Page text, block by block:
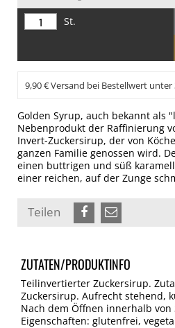
St.
9,90 € Versand bei Bestellwert unter
Golden Syrup, auch bekannt als
Nebenprodukt der Raffinierung
Invert-Zuckersirup, der von
ganzen Familie genossen wird.
einen buttrigen und süß
einer reichen, auf der Zunge
Teilen
ZUTATEN/PRODUKTINFO
Teilinvertierter Zuckersirup.
Zuckersirup. Aufrecht stehend,
Nach dem Öffnen innerhalb
Eigenschaften: glutenfrei,